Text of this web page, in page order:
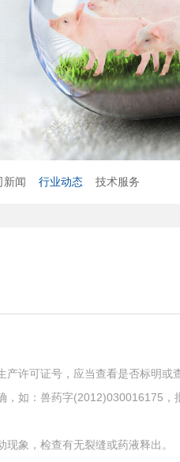
新闻 行业动态 技术服务
可证号，应当查看是否标明或
：兽药字(2012)030016175，
象，检查有无裂缝或药液释出。